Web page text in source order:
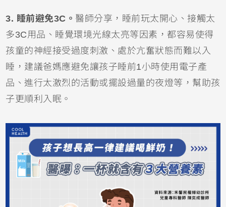
3. 睡前避免3C。 醫師分享，睡前玩太開心、接觸太
多3C用品、睡覺環境光線太亮等因素，都容易使得
孩童的神經接受過度刺激、處於亢奮狀態而難以入
睡，建議爸媽應避免讓孩子睡前1小時使用電子產
品、進行太激烈的活動或擺設過量的夜燈等，幫助孩
子更順利入眠。